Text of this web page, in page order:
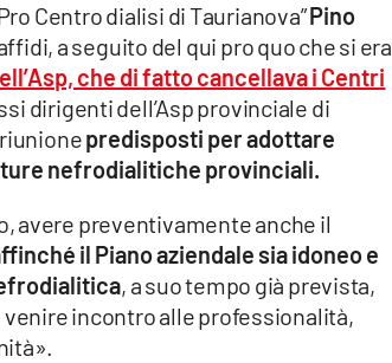
Centro dialisi di Taurianova”Pino
a seguito del qui pro quo che si era
che di fatto cancellava i Centri
dirigenti dell’Asp provinciale di
predisposti per adottare
nefrodialitiche provinciali.
avere preventivamente anche il
il Piano aziendale sia idoneo e
, a suo tempo già prevista,
incontro alle professionalità,